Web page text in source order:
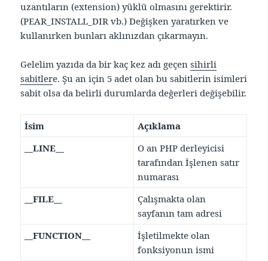
uzantıların (extension) yüklü olmasını gerektirir.
(PEAR_INSTALL_DIR vb.) Değişken yaratırken ve
kullanırken bunları aklınızdan çıkarmayın.
Gelelim yazıda da bir kaç kez adı geçensihirli
sabitlere. Şu an için 5 adet olan bu sabitlerin isimleri
sabit olsa da belirli durumlarda değerleri değişebilir.
İsim
Açıklama
__LINE__
O an PHP derleyicisi
tarafından İşlenen satır
numarası
__FILE__
Çalışmakta olan
sayfanın tam adresi
__FUNCTION__
İşletilmekte olan
fonksiyonun ismi